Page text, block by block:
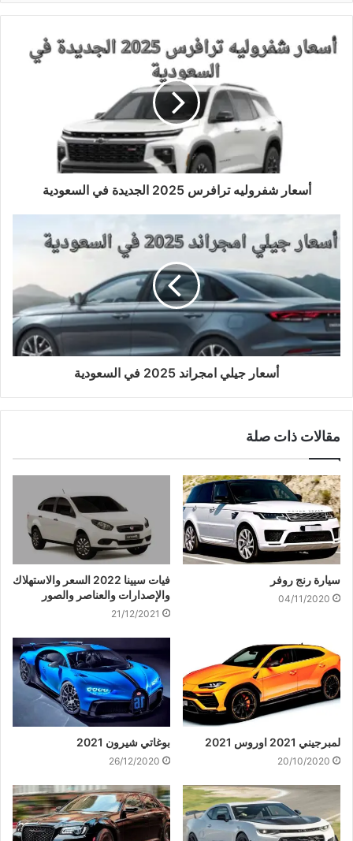
أسعار شفروليه ترافرس 2025 الجديدة في السعودية
أسعار جيلي امجراند 2025 في السعودية
مقالات ذات صلة
سيارة رنج روفر
04/11/2020
فيات سيينا 2022 السعر والاستهلاك
والإصدارات والعناصر والصور
21/12/2021
لمبرجيني 2021 اوروس 2021
20/10/2020
بوغاتي شيرون 2021
26/12/2020